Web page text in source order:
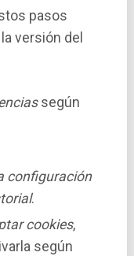
pasos
versión del
según
configuración
.
cookies,
según